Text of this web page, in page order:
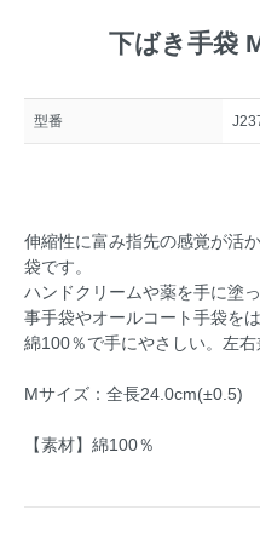
下ばき手袋
型番
伸縮性に富み指先の感覚が活
袋です。
ハンドクリームや薬を手に塗
事手袋やオールコート手袋を
綿100％で手にやさしい。左右
Mサイズ：全長24.0cm(±0.5)
【素材】綿100％